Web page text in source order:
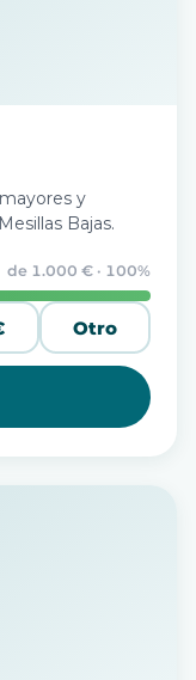
y
Bajas.
de 1.000 € · 100%
Otro